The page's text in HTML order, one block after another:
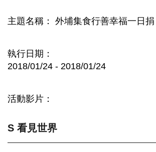
主題名稱 外埔集食行善幸福一日捐
執行日期
2018/01/24 - 2018/01/24
活動影片
S 看見世界